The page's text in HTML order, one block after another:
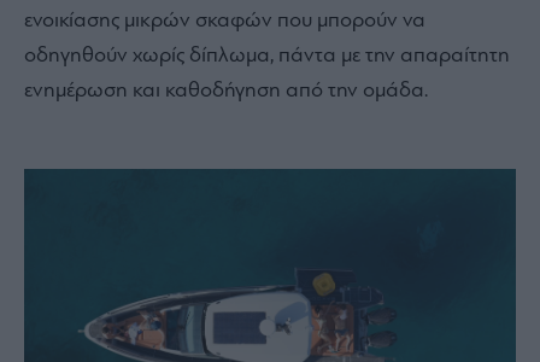
ενοικίασης μικρών σκαφών που μπορούν να
οδηγηθούν χωρίς δίπλωμα, πάντα με την απαραίτητη
ενημέρωση και καθοδήγηση από την ομάδα.